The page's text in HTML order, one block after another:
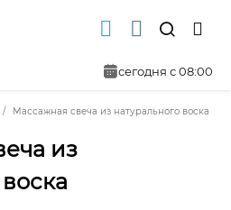
сегодня с 08:00
Массажная свеча из натурального воска
из